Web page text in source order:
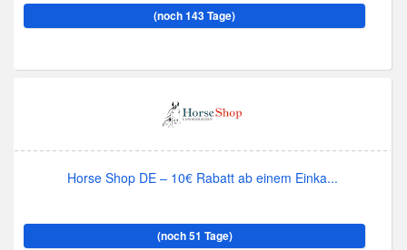
(noch 143 Tage)
Horse Shop DE – 10€ Rabatt ab einem Einka...
(noch 51 Tage)